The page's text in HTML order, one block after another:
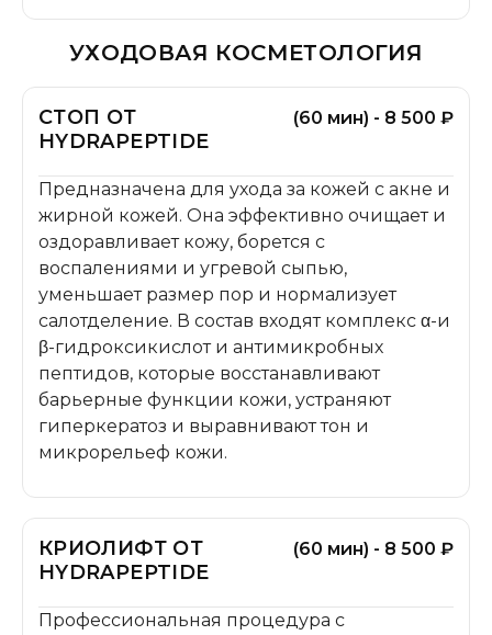
УХОДОВАЯ КОСМЕТОЛОГИЯ
СТОП ОТ
HYDRAPEPTIDE
(60 мин) - 8 500 ₽
Предназначена для ухода за кожей с акне и
жирной кожей. Она эффективно очищает и
оздоравливает кожу, борется с
воспалениями и угревой сыпью,
уменьшает размер пор и нормализует
салотделение. В состав входят комплекс α-и
β-гидроксикислот и антимикробных
пептидов, которые восстанавливают
барьерные функции кожи, устраняют
гиперкератоз и выравнивают тон и
микрорельеф кожи.
КРИОЛИФТ ОТ
HYDRAPEPTIDE
(60 мин) - 8 500 ₽
Профессиональная процедура с